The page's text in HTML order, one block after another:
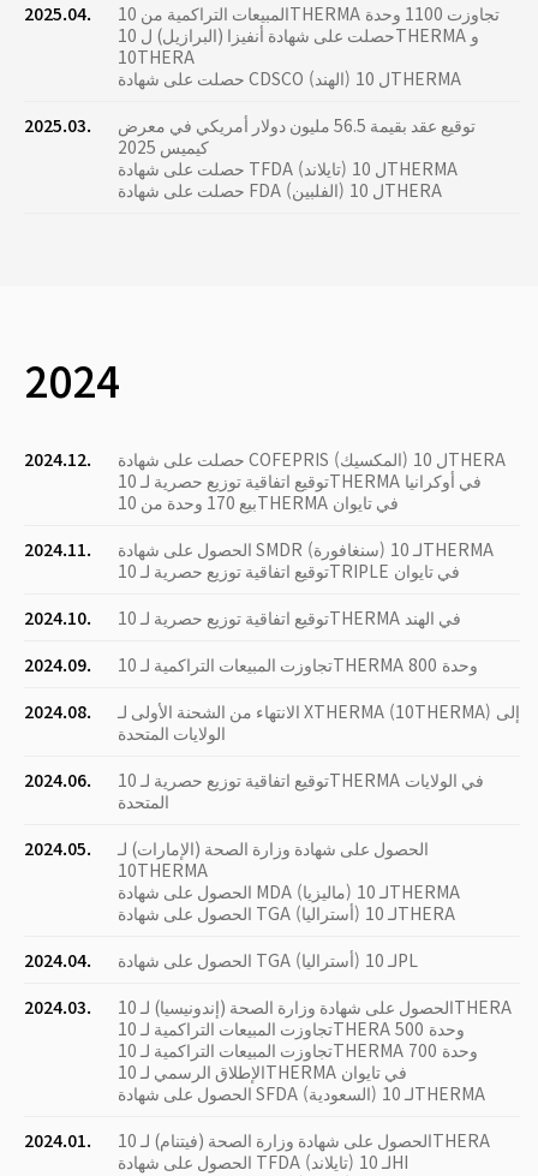
2025.04.
المبيعات التراكمية من 10THERMA تجاوزت 1100 وحدة
حصلت على شهادة أنفيزا (البرازيل) ل 10THERMA و
10THERA
حصلت على شهادة CDSCO (الهند) ل 10THERMA
2025.03.
توقيع عقد بقيمة 56.5 مليون دولار أمريكي في معرض
كيميس 2025
حصلت على شهادة TFDA (تايلاند) ل 10THERMA
حصلت على شهادة FDA (الفلبين) ل 10THERA
2024
2024.12.
حصلت على شهادة COFEPRIS (المكسيك) ل 10THERA
توقيع اتفاقية توزيع حصرية لـ 10THERMA في أوكرانيا
بيع 170 وحدة من 10THERMA في تايوان
2024.11.
الحصول على شهادة SMDR (سنغافورة) لـ 10THERMA
توقيع اتفاقية توزيع حصرية لـ 10TRIPLE في تايوان
2024.10.
توقيع اتفاقية توزيع حصرية لـ 10THERMA في الهند
2024.09.
تجاوزت المبيعات التراكمية لـ 10THERMA 800 وحدة
2024.08.
الانتهاء من الشحنة الأولى لـ XTHERMA (10THERMA) إلى
الولايات المتحدة
2024.06.
توقيع اتفاقية توزيع حصرية لـ 10THERMA في الولايات
المتحدة
2024.05.
الحصول على شهادة وزارة الصحة (الإمارات) لـ
10THERMA
الحصول على شهادة MDA (ماليزيا) لـ 10THERMA
الحصول على شهادة TGA (أستراليا) لـ 10THERA
2024.04.
الحصول على شهادة TGA (أستراليا) لـ 10PL
2024.03.
الحصول على شهادة وزارة الصحة (إندونيسيا) لـ 10THERA
تجاوزت المبيعات التراكمية لـ 10THERA 500 وحدة
تجاوزت المبيعات التراكمية لـ 10THERMA 700 وحدة
الإطلاق الرسمي لـ 10THERMA في تايوان
الحصول على شهادة SFDA (السعودية) لـ 10THERMA
2024.01.
الحصول على شهادة وزارة الصحة (فيتنام) لـ 10THERA
الحصول على شهادة TFDA (تايلاند) لـ 10HI